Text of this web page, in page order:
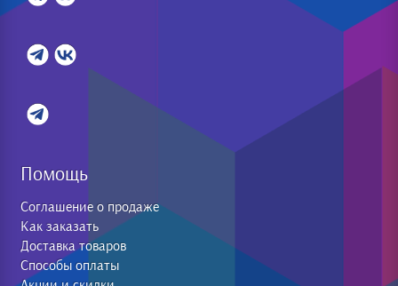
Помощь
Соглашение о продаже
Как заказать
Доставка товаров
Способы оплаты